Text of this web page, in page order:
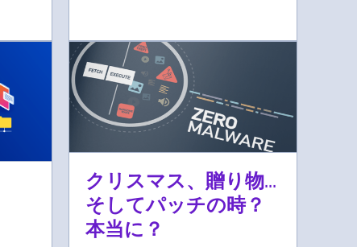
クリスマス、贈り物...
そしてパッチの時？
本当に？